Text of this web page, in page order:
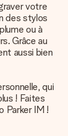
votre
des stylos
ou à
Grâce au
aussi bien
qui
! Faites
Parker IM !